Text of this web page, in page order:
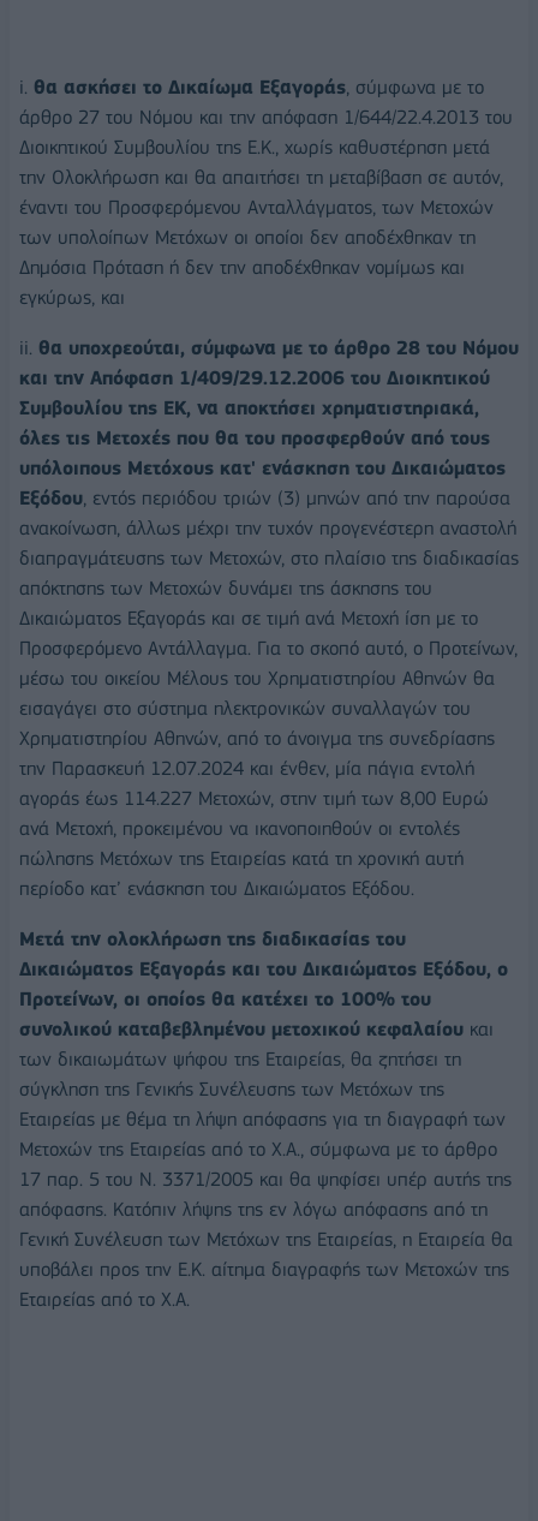
i. θα ασκήσει το Δικαίωμα Εξαγοράς, σύμφωνα με το
άρθρο 27 του Νόμου και την απόφαση 1/644/22.4.2013 του
Διοικητικού Συμβουλίου της Ε.Κ., χωρίς καθυστέρηση μετά
την Ολοκλήρωση και θα απαιτήσει τη μεταβίβαση σε αυτόν,
έναντι του Προσφερόμενου Ανταλλάγματος, των Μετοχών
των υπολοίπων Μετόχων οι οποίοι δεν αποδέχθηκαν τη
Δημόσια Πρόταση ή δεν την αποδέχθηκαν νομίμως και
εγκύρως, και
ii. θα υποχρεούται, σύμφωνα με το άρθρο 28 του Νόμου
και την Απόφαση 1/409/29.12.2006 του Διοικητικού
Συμβουλίου της ΕΚ, να αποκτήσει χρηματιστηριακά,
όλες τις Μετοχές που θα του προσφερθούν από τους
υπόλοιπους Μετόχους κατ' ενάσκηση του Δικαιώματος
Εξόδου, εντός περιόδου τριών (3) μηνών από την παρούσα
ανακοίνωση, άλλως μέχρι την τυχόν προγενέστερη αναστολή
διαπραγμάτευσης των Μετοχών, στο πλαίσιο της διαδικασίας
απόκτησης των Μετοχών δυνάμει της άσκησης του
Δικαιώματος Εξαγοράς και σε τιμή ανά Μετοχή ίση με το
Προσφερόμενο Αντάλλαγμα. Για το σκοπό αυτό, ο Προτείνων,
μέσω του οικείου Μέλους του Χρηματιστηρίου Αθηνών θα
εισαγάγει στο σύστημα ηλεκτρονικών συναλλαγών του
Χρηματιστηρίου Αθηνών, από το άνοιγμα της συνεδρίασης
την Παρασκευή 12.07.2024 και ένθεν, μία πάγια εντολή
αγοράς έως 114.227 Μετοχών, στην τιμή των 8,00 Ευρώ
ανά Μετοχή, προκειμένου να ικανοποιηθούν οι εντολές
πώλησης Μετόχων της Εταιρείας κατά τη χρονική αυτή
περίοδο κατ’ ενάσκηση του Δικαιώματος Εξόδου.
Μετά την ολοκλήρωση της διαδικασίας του
Δικαιώματος Εξαγοράς και του Δικαιώματος Εξόδου, ο
Προτείνων, οι οποίος θα κατέχει το 100% του
συνολικού καταβεβλημένου μετοχικού κεφαλαίου και
των δικαιωμάτων ψήφου της Εταιρείας, θα ζητήσει τη
σύγκληση της Γενικής Συνέλευσης των Μετόχων της
Εταιρείας με θέμα τη λήψη απόφασης για τη διαγραφή των
Μετοχών της Εταιρείας από το Χ.Α., σύμφωνα με το άρθρο
17 παρ. 5 του Ν. 3371/2005 και θα ψηφίσει υπέρ αυτής της
απόφασης. Κατόπιν λήψης της εν λόγω απόφασης από τη
Γενική Συνέλευση των Μετόχων της Εταιρείας, η Εταιρεία θα
υποβάλει προς την Ε.Κ. αίτημα διαγραφής των Μετοχών της
Εταιρείας από το Χ.Α.